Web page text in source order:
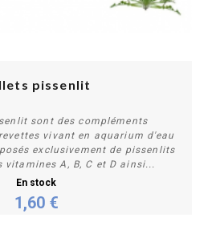
Personnaliser
pissenlit
sont des compléments
vivant en aquarium d'eau
exclusivement de pissenlits
A, B, C et D ainsi...
En stock
1,60 €